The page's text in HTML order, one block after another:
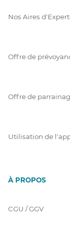
Nos Aires
Offre de
Offre de
Utilisation de
À PROPOS
CGU / GGV